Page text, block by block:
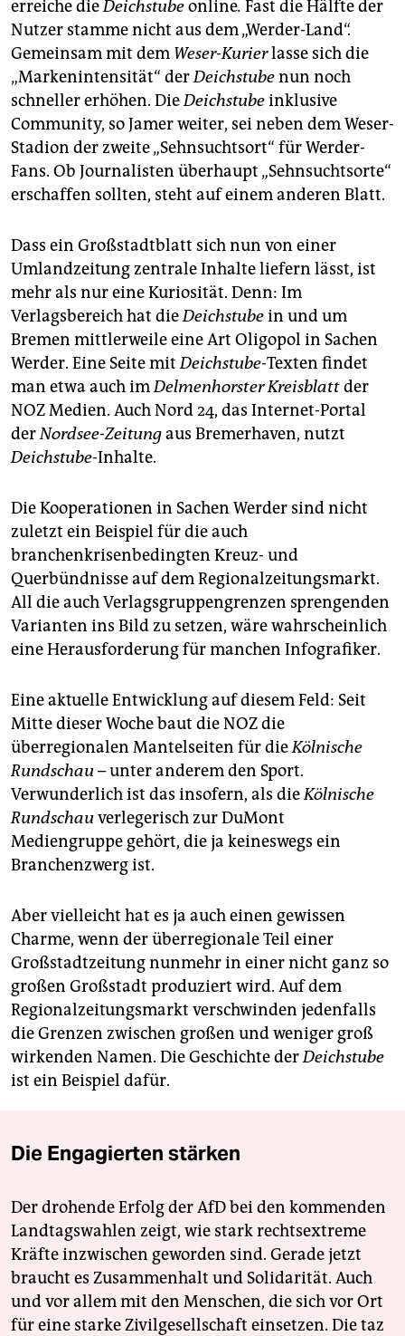
erreiche dieDeichstubeonline. Fast die Hälfte der
Nutzer stamme nicht aus dem „Werder-Land“.
Gemeinsam mit dem Weser-Kurierlasse sich die
„Markenintensität“ derDeichstubenun noch
schneller erhöhen. DieDeichstubeinklusive
Community, so Jamer weiter, sei neben dem Weser-
Stadion der zweite „Sehnsuchtsort“ für Werder-
Fans. Ob Journalisten überhaupt „Sehnsuchtsorte“
erschaffen sollten, steht auf einem anderen Blatt.
Dass ein Großstadtblatt sich nun von einer
Umlandzeitung zentrale Inhalte liefern lässt, ist
mehr als nur eine Kuriosität. Denn: Im
Verlagsbereich hat dieDeichstubein und um
Bremen mittlerweile eine Art Oligopol in Sachen
Werder. Eine Seite mitDeichstube-Texten findet
man etwa auch imDelmenhorster Kreisblattder
NOZ Medien. Auch Nord 24, das Internet-Portal
derNordsee-Zeitungaus Bremerhaven, nutzt
Deichstube-Inhalte.
Die Kooperationen in Sachen Werder sind nicht
zuletzt ein Beispiel für die auch
branchenkrisenbedingten Kreuz- und
Querbündnisse auf dem Regionalzeitungsmarkt.
All die auch Verlagsgruppengrenzen sprengenden
Varianten ins Bild zu setzen, wäre wahrscheinlich
eine Herausforderung für manchen Infografiker.
Eine aktuelle Entwicklung auf diesem Feld: Seit
Mitte dieser Woche baut die NOZ die
überregionalen Mantelseiten für dieKölnische
Rundschau– unter anderem den Sport.
Verwunderlich ist das insofern, als dieKölnische
Rundschauverlegerisch zur DuMont
Mediengruppe gehört, die ja keineswegs ein
Branchenzwerg ist.
Aber vielleicht hat es ja auch einen gewissen
Charme, wenn der überregionale Teil einer
Großstadtzeitung nunmehr in einer nicht ganz so
großen Großstadt produziert wird. Auf dem
Regionalzeitungsmarkt verschwinden jedenfalls
die Grenzen zwischen großen und weniger groß
wirkenden Namen. Die Geschichte derDeichstube
ist ein Beispiel dafür.
Die Engagierten stärken
Der drohende Erfolg der AfD bei den kommenden
Landtagswahlen zeigt, wie stark rechtsextreme
Kräfte inzwischen geworden sind. Gerade jetzt
braucht es Zusammenhalt und Solidarität. Auch
und vor allem mit den Menschen, die sich vor Ort
für eine starke Zivilgesellschaft einsetzen. Die taz